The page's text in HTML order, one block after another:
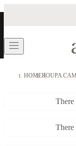
HOMEROUPA
There
There